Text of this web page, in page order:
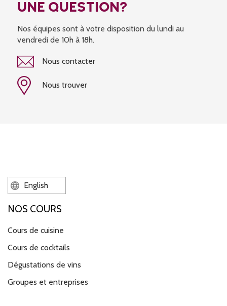
UNE QUESTION?
Nos équipes sont à votre disposition du lundi au
vendredi de 10h à 18h.
Nous contacter
Nous trouver
English
NOS COURS
Cours de cuisine
Cours de cocktails
Dégustations de vins
Groupes et entreprises